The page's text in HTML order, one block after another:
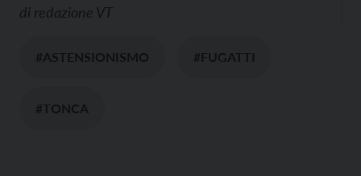
di redazione VT
#ASTENSIONISMO #FUGATTI
#TONCA